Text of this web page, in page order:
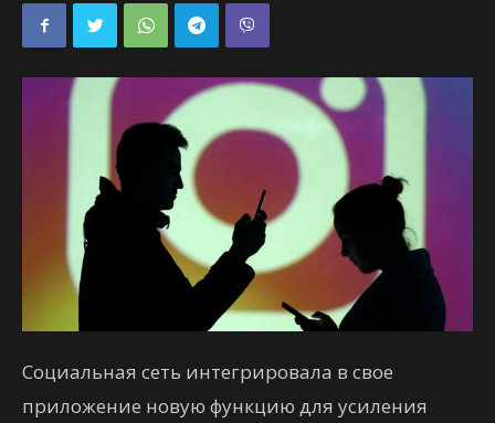
Социальная сеть интегрировала в свое
приложение новую функцию для усиления